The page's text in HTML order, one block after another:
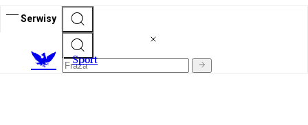
Serwisy
Sport